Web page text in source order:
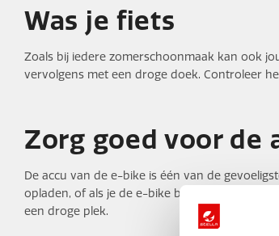
Was je fiets
Zoals bij iedere zomerschoonmaak kan ook
vervolgens met een droge doek. Controleer
Zorg goed voor de
De accu van de e-bike is één van de
opladen, of als je de e-bike buiten in de zon
een droge plek.